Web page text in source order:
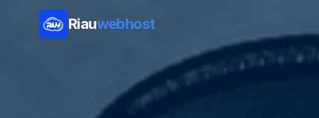
Riauwebhost